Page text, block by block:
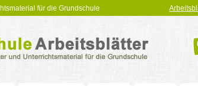
für die Grundschule